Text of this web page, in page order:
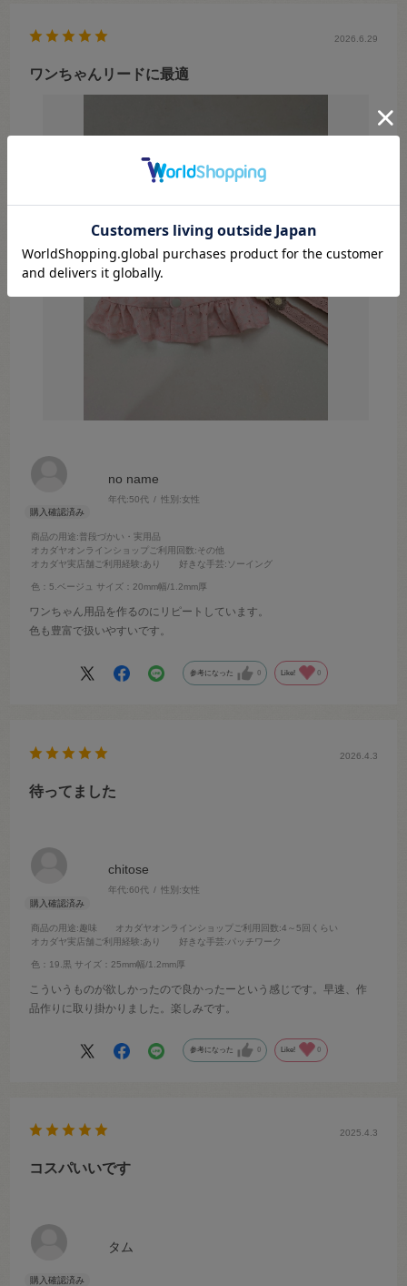
no name
年代:50代 性別:女性
商品の用途:普段づかい・実用品
オカダヤオンラインショップご利用回数:その他
オカダヤ実店舗ご利用経験:あり 好きな手芸:ソーイング
色：5.ベージュ サイズ：20mm幅/1.2mm厚
2026.6.29
ワンちゃんリードに最適
ワンちゃん用品を作るのにリピートしています。
色も豊富で扱いやすいです。
参考になった 0 Like! 0
chitose
年代:60代 性別:女性
商品の用途:趣味 オカダヤオンラインショップご利用回数:4～5回くらい
オカダヤ実店舗ご利用経験:あり 好きな手芸:パッチワーク
色：19.黒 サイズ：25mm幅/1.2mm厚
2026.4.3
待ってました
こういうものが欲しかったので良かったーという感じです。早速、作
品作りに取り掛かりました。楽しみです。
参考になった 0 Like! 0
タム
2025.4.3
コスパいいです